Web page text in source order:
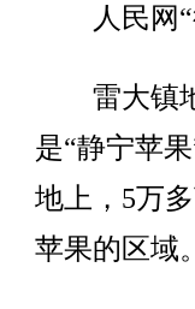
人民网“
雷大镇地
是“静宁苹
地上，5万
苹果的区域。